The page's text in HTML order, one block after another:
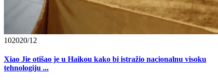
102020/12
Xiao Jie otišao je u Haikou kako bi istražio nacionalnu visoku
tehnologiju ...